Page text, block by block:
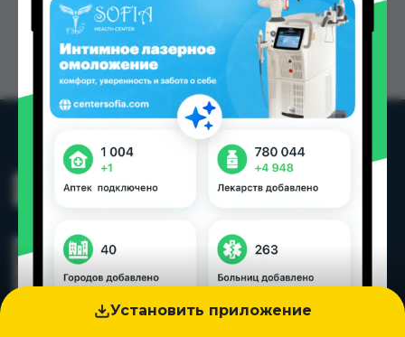
Установить приложение